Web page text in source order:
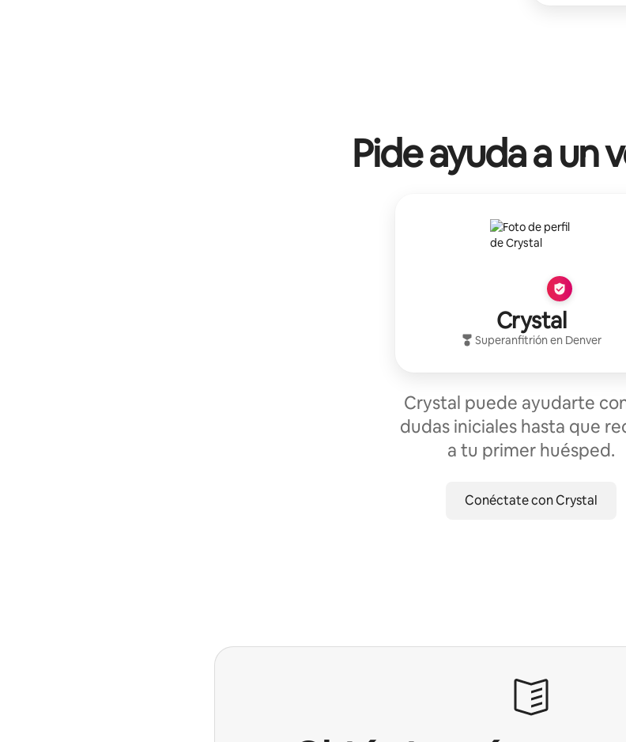
Pide ayuda a un
Crystal
Superanfitriónen Denver
Crystal puede ayudarte
dudas iniciales hasta que
a tu primer huésped.
Conéctate con Crystal